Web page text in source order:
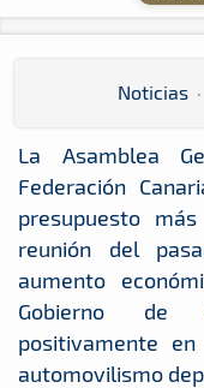
Noticias ·
La Asamblea
Federación
presupuesto
reunión del
aumento
Gobierno de
positivamente
automovilismo